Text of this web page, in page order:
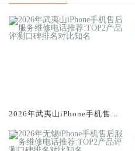
2026年武夷山iPhone手机售后
测口碑排名对比知名